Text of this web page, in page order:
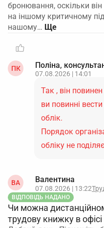
бронювання, оскільки
на іншому критичному
нашому…
ПК Поліна,
07.08.2026 | 14:01
Так , він
ви повинні
облік.
Порядок
обліку не
ВА Валентина
07.08.2026 | 13:22
ВІДПОВІДЬ НАДАНО
Чи можна
трудову книжку в офісі